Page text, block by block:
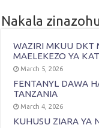
Nakala
WAZIRI MKUU DKT
MAELEKEZO YA
March 5, 2026
FENTANYL DAWA
TANZANIA
March 4, 2026
KUHUSU ZIARA YA